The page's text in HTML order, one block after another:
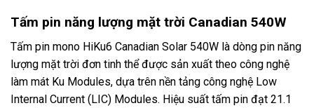
Tấm pin năng lượng mặt trời Canadian 540W
Tấm pin mono HiKu6 Canadian Solar 540W là dòng pin năng
lượng mặt trời đơn tinh thể được sản xuất theo công nghệ
làm mát Ku Modules, dựa trên nền tảng công nghệ Low
Internal Current (LIC) Modules. Hiệu suất tấm pin đạt 21.1